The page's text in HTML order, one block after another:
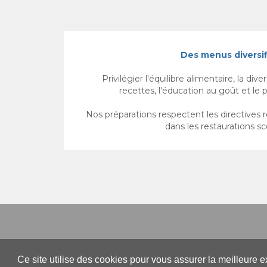
Ce site utilise des cookies pour vous assurer la meilleure
Des menus
Privilégier l'équilibre alimentaire,la
recettes, l'éducation au goût et le
Nos préparations respectent les directives
dans les restaurations